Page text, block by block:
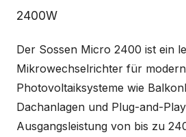
Beschreibung
2400W
Der Sossen Micro 2400 ist ein
Mikrowechselrichter für
Photovoltaiksysteme wie
Dachanlagen und Plug-and-
Ausgangsleistung von bis zu